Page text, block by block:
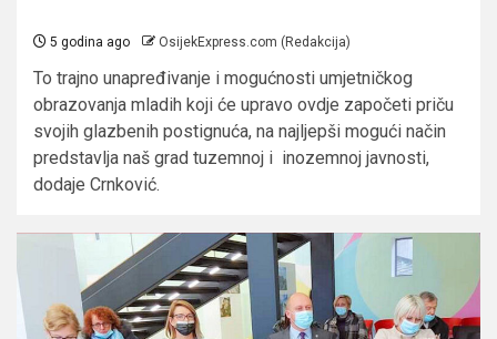
5 godina ago OsijekExpress.com (Redakcija)
To trajno unapređivanje i mogućnosti umjetničkog
obrazovanja mladih koji će upravo ovdje započeti priču
svojih glazbenih postignuća, na najljepši mogući način
predstavlja naš grad tuzemnoj i inozemnoj javnosti,
dodaje Crnković.